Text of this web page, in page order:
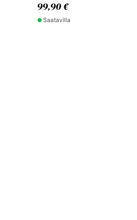
99,90 €
Saatavilla